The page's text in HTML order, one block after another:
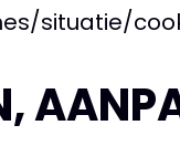
situatie/